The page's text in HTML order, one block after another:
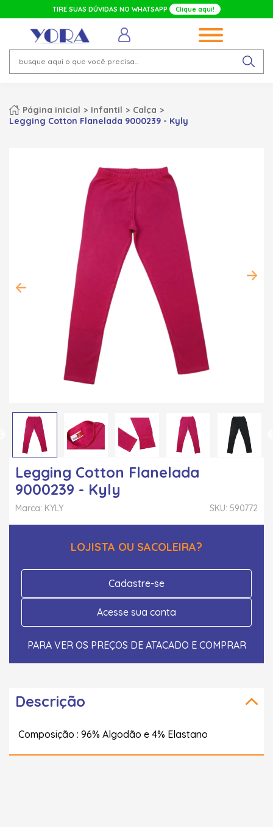
TIRE SUAS DÚVIDAS NO WHATSAPP Clique aqui!
Página inicial Infantil
Calça
Legging Cotton Flanelada 9000239 - Kyly
Legging Cotton Flanelada
9000239 - Kyly
SKU: 590772
Marca: KYLY
LOJISTA OU SACOLEIRA?
Cadastre-se
Acesse sua conta
PARA VER OS PREÇOS DE ATACADO E COMPRAR
Descrição
Composição : 96% Algodão e 4% Elastano